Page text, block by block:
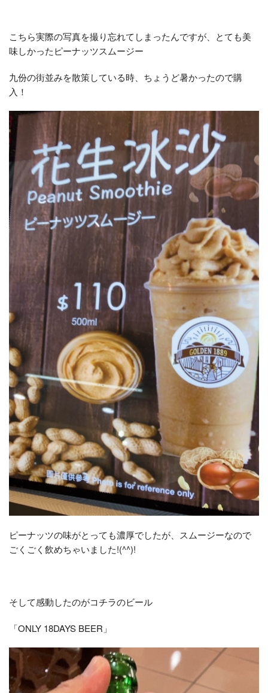
こちら実際の写真を撮り忘れてしまったんですが、とても美
味しかったピーナッツスムージー
九份の街並みを散策している時、ちょうど暑かったので購
入！
ピーナッツの味がとっても濃厚でしたが、スムージーなので
ごくごく飲めちゃいました!(^^)!
そして感動したのがコチラのビール
「ONLY 18DAYS BEER」